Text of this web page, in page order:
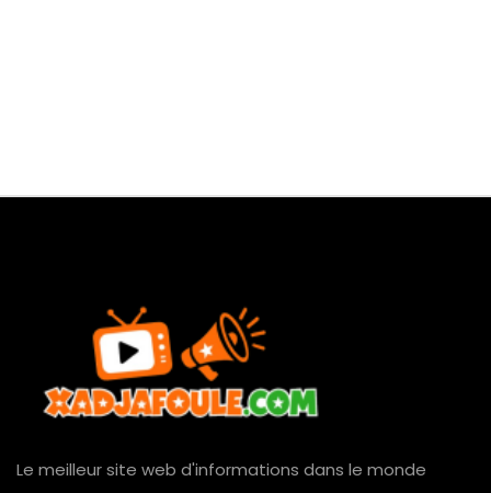
Le meilleur site web d'informations dans le monde